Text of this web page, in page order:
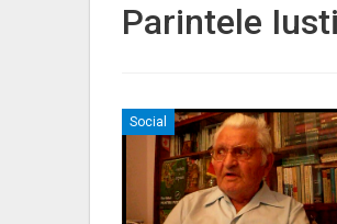
Parintele
Social